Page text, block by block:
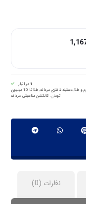
1در انبار
و طلا,دستبند فانتزی مردانه,
طلا تا 10 میلیون
تومان,کالکشن مناسبتی,مردانه
نظرات (0)